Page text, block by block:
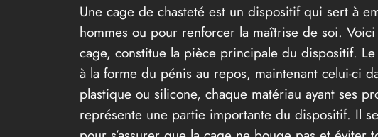
Une cage de chasteté est un dispositif qui sert à
hommes ou pour renforcer la maîtrise de soi.
cage, constitue la pièce principale du dispositif.
à la forme du pénis au repos, maintenant celui-ci
plastique ou silicone, chaque matériau ayant ses
représente une partie importante du dispositif. Il